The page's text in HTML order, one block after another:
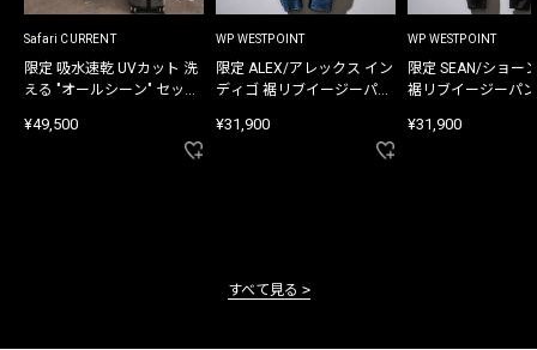
Safari CURRENT
限定 吸水速乾 UVカット 洗
える "オールシーン" セット
¥49,500
WP WESTPOINT
限定 ALEX/アレックス イン
ディゴ 裾リブイージーパン
¥31,900
WP WESTPOINT
限定 SEAN/ショー
裾リブイージーパ
¥31,900
すべて見る